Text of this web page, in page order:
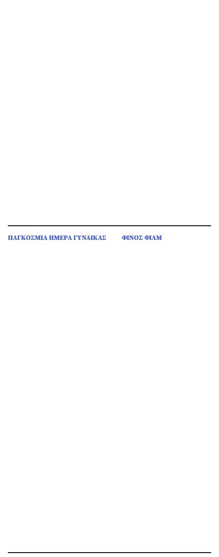
ΠΑΓΚΟΣΜΙΑ ΗΜΕΡΑ ΓΥΝΑΙΚΑΣ ΦΙΝΟΣ ΦΙΛΜ